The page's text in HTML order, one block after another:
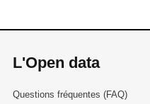
L'Open data
Questions fréquentes (FAQ)